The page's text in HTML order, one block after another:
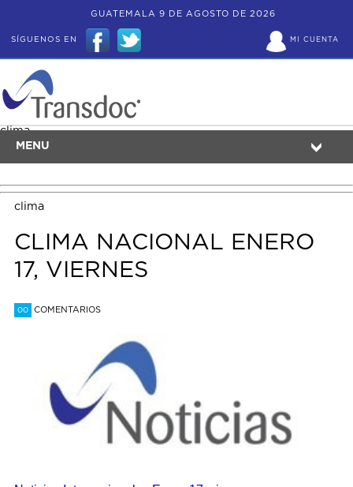
GUATEMALA 9 DE AGOSTO DE 2026
MI CUENTA
SÍGUENOS EN
MENU
clima
clima
CLIMA NACIONAL ENERO
17, VIERNES
00 COMENTARIOS